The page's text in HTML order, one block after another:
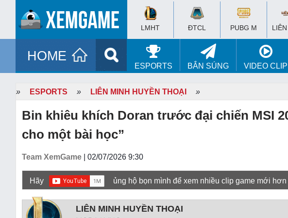
LMHT ĐTCL PUBG M
HOME
ESPORTS BẮN SÚNG VIDEO CLIP
» ESPORTS » LIÊN MINH HUYỀN THOẠI »
Bin khiêu khích Doran trước đại chiến MSI
cho một bài học”
Team XemGame | 02/07/2026 9:30
Hãy ủng hộ bọn mình để xem nhiều clip game mới hơn
LIÊN MINH HUYỀN THOẠI